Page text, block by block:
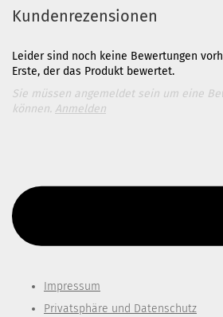
Kundenrezensionen
Leider sind noch keine Bewertungen
Erste, der das Produkt bewertet.
Sie müssen angemeldet sein um eine
können. Anmelden
Impressum
Privatsphäre und Datenschutz